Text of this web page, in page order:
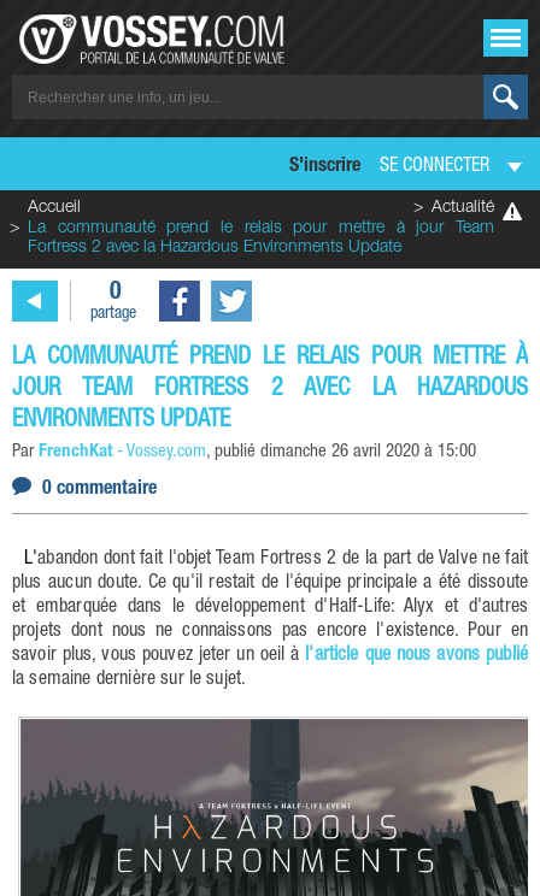
S'inscrire SE CONNECTER
Accueil
Actualité
La communauté prend le relais pour mettre à jour Team
Fortress 2 avec la Hazardous Environments Update
0
partage
LA COMMUNAUTÉ PREND LE RELAIS POUR METTRE À
JOUR TEAM FORTRESS 2 AVEC LA HAZARDOUS
ENVIRONMENTS UPDATE
Par FrenchKat- Vossey.com, publié dimanche 26 avril 2020 à 15:00
0 commentaire
L'abandon dont fait l'objet Team Fortress 2 de la part de Valve ne fait
plus aucun doute. Ce qu'il restait de l'équipe principale a été dissoute
et embarquée dans le développement d'Half-Life: Alyx et d'autres
projets dont nous ne connaissons pas encore l'existence. Pour en
savoir plus, vous pouvez jeter un oeil à l'article que nous avons publié
la semaine dernière sur le sujet.